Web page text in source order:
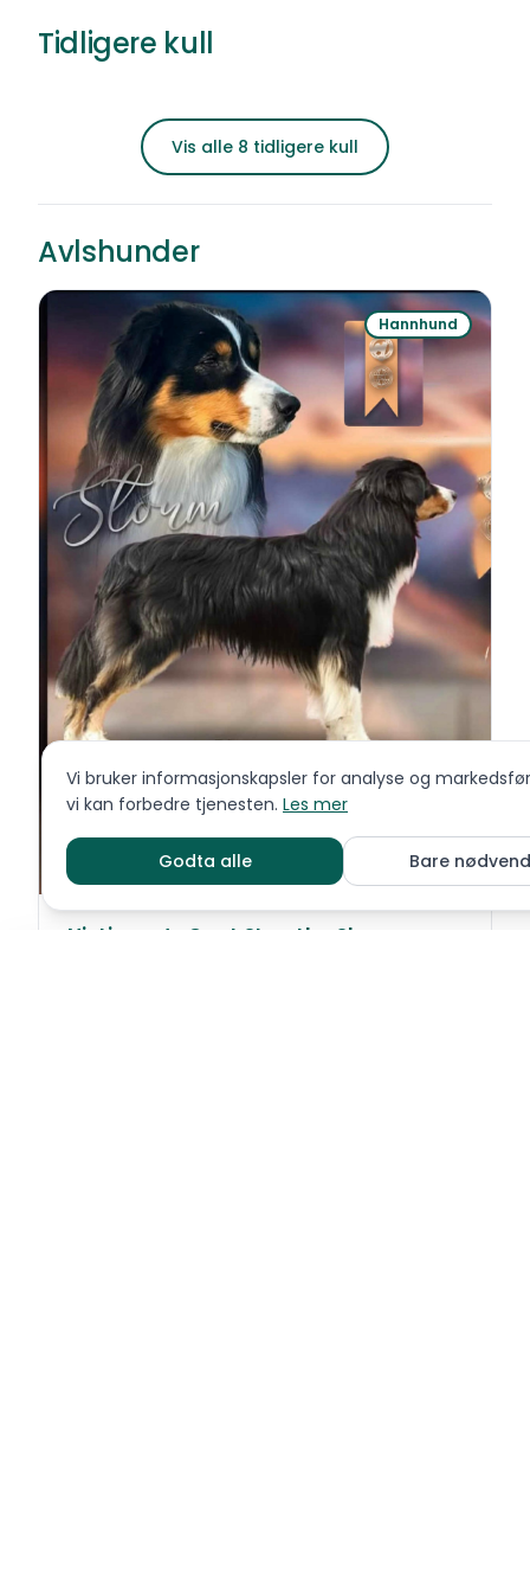
Tidligere kull
Vågå
Vis alle 8 tidligere kull
Avlshunder
Hannhund
Nistingen’s Cant Stop the Show
Vi bruker informasjonskapsler for analyse og
vi kan forbedre tjenesten. Les mer
Godta alle Bare